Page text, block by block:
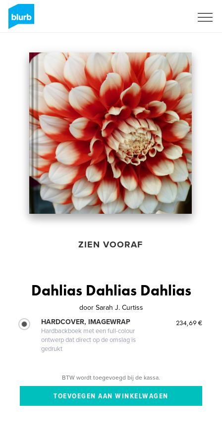
ZIEN VOORAF
Dahlias Dahlias Dahlias
door Sarah J. Curtiss
HARDCOVER, IMAGEWRAP
Hardbackboek met een full-colour
ontwerp dat direct op de omslag is
gedrukt
234,69 €
BTW wordt toegevoegd bij de kassa.